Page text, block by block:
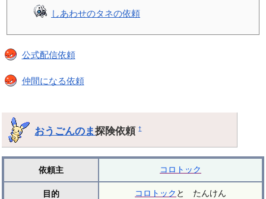
しあわせのタネの依頼
公式配信依頼
仲間になる依頼
おうごんのま探険依頼†
依頼主 コロトック
目的 コロトック と たんけん